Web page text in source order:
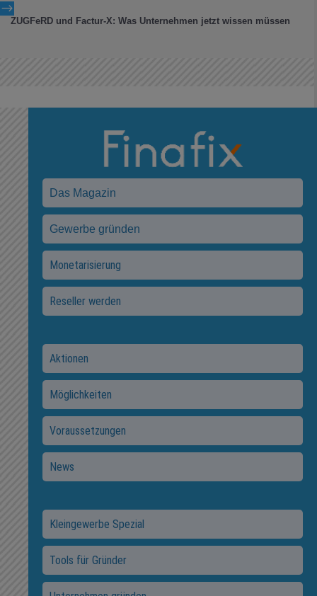
$
ZUGFeRD und Factur-X: Was Unternehmen jetzt wissen müssen
Das Magazin
Gewerbe gründen
Monetarisierung
Reseller werden
Aktionen
Möglichkeiten
Voraussetzungen
News
Kleingewerbe Spezial
Tools für Gründer